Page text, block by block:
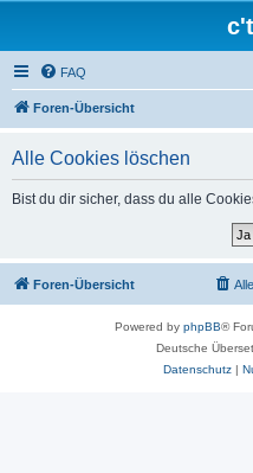
FAQ
Foren-Übersicht
Alle Cookies löschen
Bist du dir sicher, dass du alle
Foren-Übersicht
Powered by phpBB®
Deutsche
Datenschutz|